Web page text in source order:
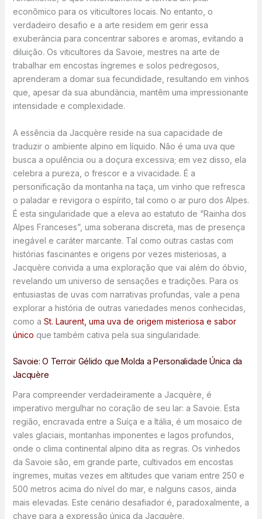
econômico para os viticultores locais. No entanto, o
verdadeiro desafio e a arte residem em gerir essa
exuberância para concentrar sabores e aromas, evitando a
diluição. Os viticultores da Savoie, mestres na arte de
trabalhar em encostas íngremes e solos pedregosos,
aprenderam a domar sua fecundidade, resultando em vinhos
que, apesar da sua abundância, mantêm uma impressionante
intensidade e complexidade.
A essência da Jacquère reside na sua capacidade de
traduzir o ambiente alpino em líquido. Não é uma uva que
busca a opulência ou a doçura excessiva; em vez disso, ela
celebra a pureza, o frescor e a vivacidade. É a
personificação da montanha na taça, um vinho que refresca
o paladar e revigora o espírito, tal como o ar puro dos Alpes.
É esta singularidade que a eleva ao estatuto de “Rainha dos
Alpes Franceses”, uma soberana discreta, mas de presença
inegável e caráter marcante. Tal como outras castas com
histórias fascinantes e origens por vezes misteriosas, a
Jacquère convida a uma exploração que vai além do óbvio,
revelando um universo de sensações e tradições. Para os
entusiastas de uvas com narrativas profundas, vale a pena
explorar a história de outras variedades menos conhecidas,
como a St. Laurent, uma uva de origem misteriosa e sabor
único que também cativa pela sua singularidade.
Savoie: O Terroir Gélido que Molda a Personalidade Única da
Jacquère
Para compreender verdadeiramente a Jacquère, é
imperativo mergulhar no coração de seu lar: a Savoie. Esta
região, encravada entre a Suíça e a Itália, é um mosaico de
vales glaciais, montanhas imponentes e lagos profundos,
onde o clima continental alpino dita as regras. Os vinhedos
da Savoie são, em grande parte, cultivados em encostas
íngremes, muitas vezes em altitudes que variam entre 250 e
500 metros acima do nível do mar, e nalguns casos, ainda
mais elevadas. Este cenário desafiador é, paradoxalmente, a
chave para a expressão única da Jacquère.